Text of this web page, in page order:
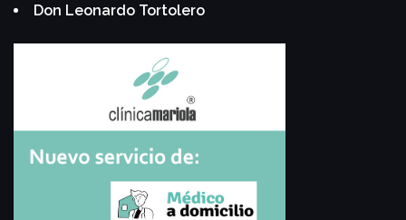
Don Leonardo Tortolero